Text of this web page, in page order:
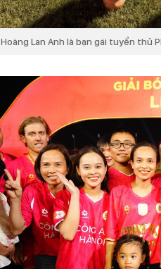
Hoàng Lan Anh là bạn gái tuyển thủ